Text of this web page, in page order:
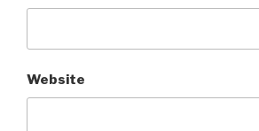
Website